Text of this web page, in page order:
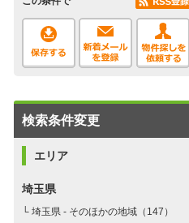
検索条件変更
エリア
埼玉県
└ 埼玉県 - そのほかの地域（147）